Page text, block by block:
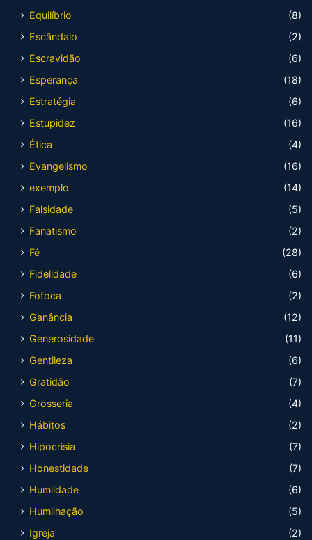
Equilíbrio
(8)
Escândalo
(2)
Escravidão
(6)
Esperança
(18)
Estratégia
(6)
Estupidez
(16)
Ética
(4)
Evangelismo
(16)
exemplo
(14)
Falsidade
(5)
Fanatismo
(2)
Fé
(28)
Fidelidade
(6)
Fofoca
(2)
Ganância
(12)
Generosidade
(11)
Gentileza
(6)
Gratidão
(7)
Grosseria
(4)
Hábitos
(2)
Hipocrisia
(7)
Honestidade
(7)
Humildade
(6)
Humilhação
(5)
Igreja
(2)